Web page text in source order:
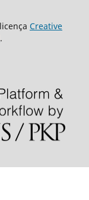
Creative
.